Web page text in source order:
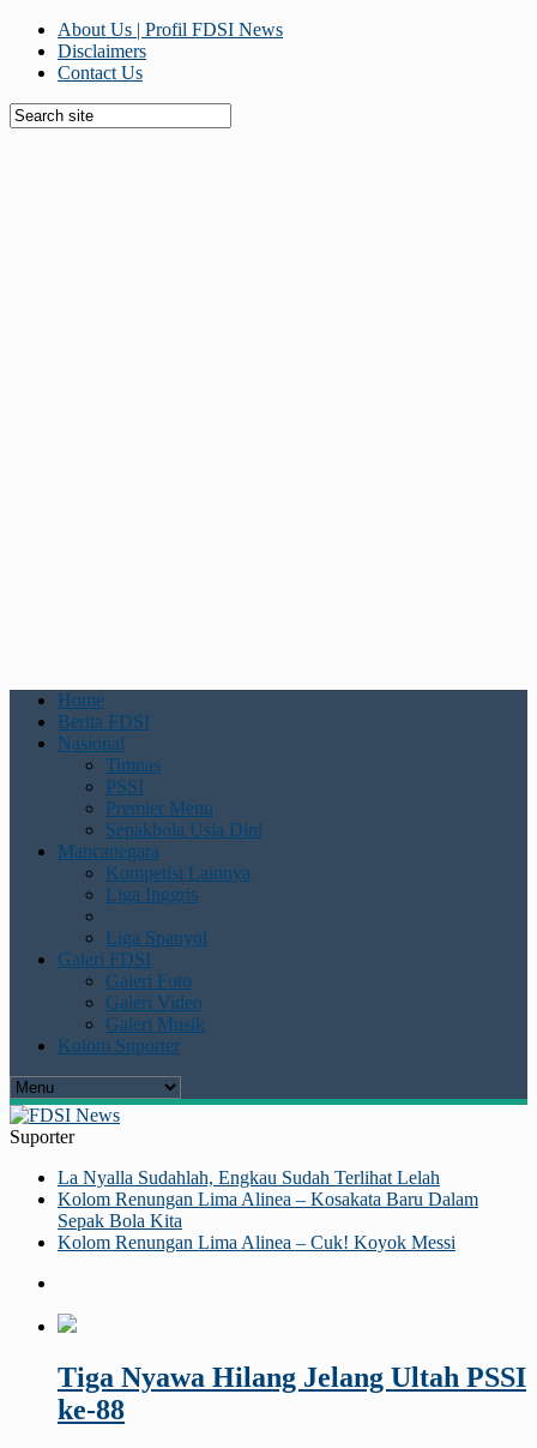
About Us | Profil FDSI News
Disclaimers
Contact Us
Home
Berita FDSI
Nasional
Timnas
PSSI
Premier Menu
Sepakbola Usia Dini
Mancanegara
Kompetisi Lainnya
Liga Inggris
Liga Spanyol
Galeri FDSI
Galeri Foto
Galeri Video
Galeri Musik
Kolom Suporter
Suporter
La Nyalla Sudahlah, Engkau Sudah Terlihat Lelah
Kolom Renungan Lima Alinea – Kosakata Baru Dalam
Sepak Bola Kita
Kolom Renungan Lima Alinea – Cuk! Koyok Messi
Tiga Nyawa Hilang Jelang Ultah PSSI
ke-88